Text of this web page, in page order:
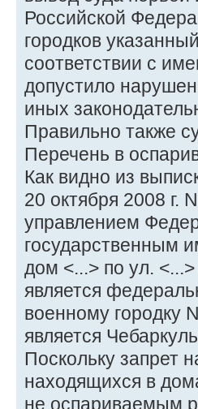
Российской
городков
соответствии с
допустило
иных
Правильно также
Перечень в
Как видно из
20 октября 2008 г.
управлением
государственным
дом <...> по ул.
является
военному городку
является
Поскольку запрет
находящихся в
не оспариваемым